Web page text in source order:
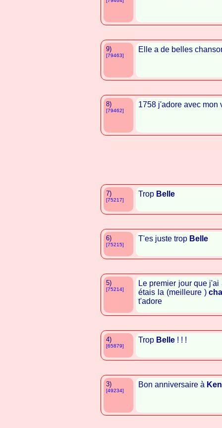
9)
[79463]
Elle a de belles
8)
[79462]
1758 j'adore avec mon
7)
[75217]
Trop Belle
6)
[75215]
T'es juste trop Belle
5)
[75214]
Le premier jour que
étais la (meilleure )
t'adore
4)
[65879]
Trop Belle ! ! !
3)
[49234]
Bon anniversaire à